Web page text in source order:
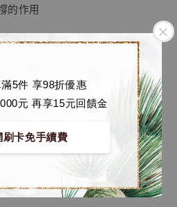
5件 享98折優惠
元 再享15元回饋金
刷卡免手續費
的作用